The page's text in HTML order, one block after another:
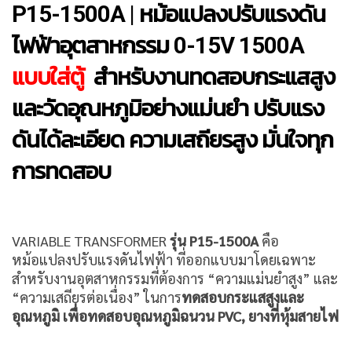
P15-1500A | หม้อแปลงปรับแรงดัน
ไฟฟ้าอุตสาหกรรม0-15V 1500A
แบบใส่ตู้ สำหรับงานทดสอบกระแสสูง
และวัดอุณหภูมิอย่างแม่นยำ ปรับแรง
ดันได้ละเอียด ความเสถียรสูง มั่นใจทุก
การทดสอบ
VARIABLE TRANSFORMER รุ่น P15-1500Aคือ
หม้อแปลงปรับแรงดันไฟฟ้า ที่ออกแบบมาโดยเฉพาะ
สำหรับงานอุตสาหกรรมที่ต้องการ “ความแม่นยำสูง” และ
“ความเสถียรต่อเนื่อง” ในการทดสอบกระแสสูงและ
อุณหภูมิ เพื่อทดสอบอุณหภูมิฉนวน PVC, ยางที่หุ้มสายไฟ